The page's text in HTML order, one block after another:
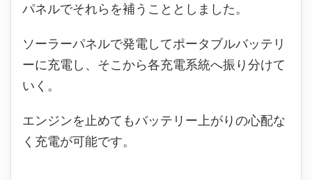
パネルでそれらを補うこととしました。
ソーラーパネルで発電してポータブルバッテリ
ーに充電し、そこから各充電系統へ振り分けて
いく。
エンジンを止めてもバッテリー上がりの心配な
く充電が可能です。